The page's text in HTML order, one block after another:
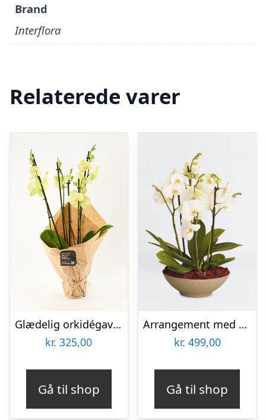
Brand
Interflora
Relaterede varer
Glædelig orkidégave – Send blomster med Bloomit
kr. 325,00
Gå til shop
Arrangement med orkideer
kr. 499,00
Gå til shop